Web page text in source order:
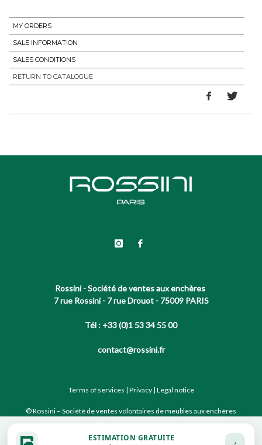
MY ORDERS
SALE INFORMATION
SALES CONDITIONS
RETURN TO CATALOGUE
Rossini - Société de ventes aux enchères
7 rue Rossini - 7 rue Drouot - 75009 PARIS
Tél : +33 (0)1 53 34 55 00
contact@rossini.fr
Terms of services | Privacy| Legal notice
© Rossini – Société de ventes volontaires de meubles aux enchères
ESTIMATION GRATUITE